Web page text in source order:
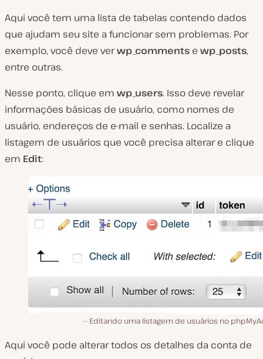
Aqui você tem uma lista de tabelas contendo dados
que ajudam seu site a funcionar sem problemas. Por
exemplo, você deve verwp_comments e wp_posts,
entre outras.
Nesse ponto, clique em wp_users. Isso deve revelar
informações básicas de usuário, como nomes de
usuário, endereços de e-mail e senhas. Localize a
listagem de usuários que você precisa alterar e clique
em Edit:
Editando uma listagem de usuários no
Aqui você pode alterar todos os detalhes da conta de